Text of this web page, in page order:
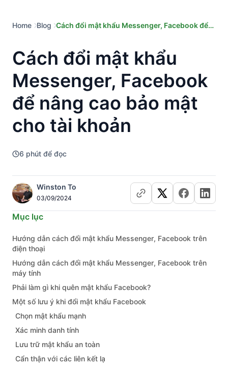
Home Blog
Cách đổi mật khẩu Messenger, Facebook để
Cách đổi mật khẩu
Messenger, Facebook
để nâng cao bảo mật
cho tài khoản
6 phút để đọc
Winston To
03/09/2024
Mục lục
Hướng dẫn cách đổi mật khẩu Messenger, Facebook trên
điện thoại
Hướng dẫn cách đổi mật khẩu Messenger, Facebook trên
máy tính
Phải làm gì khi quên mật khẩu Facebook?
Một số lưu ý khi đổi mật khẩu Facebook
Chọn mật khẩu mạnh
Xác minh danh tính
Lưu trữ mật khẩu an toàn
Cẩn thận với các liên kết lạ